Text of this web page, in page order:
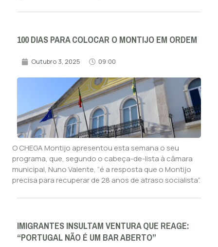
100 DIAS PARA COLOCAR O MONTIJO EM ORDEM
Outubro 3, 2025 09:00
O CHEGA Montijo apresentou esta semana o seu
programa, que, segundo o cabeça-de-lista à câmara
municipal, Nuno Valente, “é a resposta que o Montijo
precisa para recuperar de 28 anos de atraso socialista”.
IMIGRANTES INSULTAM VENTURA QUE REAGE:
“PORTUGAL NÃO É UM BAR ABERTO”